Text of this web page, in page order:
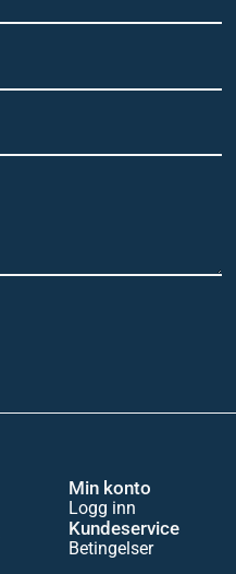
Min konto
Logg inn
Kundeservice
Betingelser